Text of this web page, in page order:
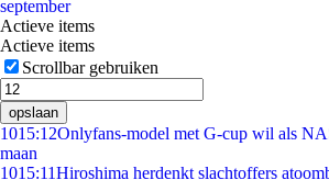
september
Actieve items
Actieve items
Scrollbar gebruiken
opslaan
1015:12Onlyfans-model met G-cup wil als
maan
1015:11Hiroshima herdenkt slachtoffers